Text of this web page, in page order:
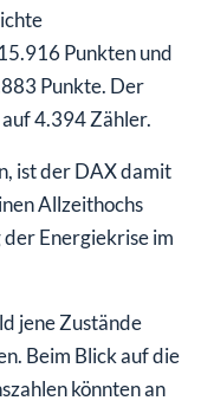
Punkten und
Punkte. Der
4.394 Zähler.
ist der DAX damit
Allzeithochs
Energiekrise im
jene Zustände
Beim Blick auf die
könnten an